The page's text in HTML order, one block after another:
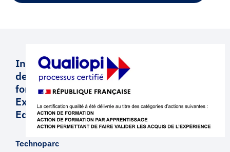
Institut
de
formation
Executive
Education
Technoparc